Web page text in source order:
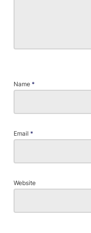
Name *
Email *
Website